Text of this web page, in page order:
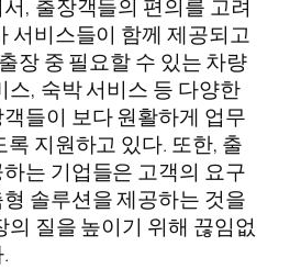
, 출장객들의 편의를 고려
서비스들이 함께 제공되고
장 중 필요할 수 있는 차량
스, 숙박 서비스 등 다양한
들이 보다 원활하게 업무
지원하고 있다. 또한, 출
는 기업들은 고객의 요구
솔루션을 제공하는 것을
의 질을 높이기 위해 끊임없